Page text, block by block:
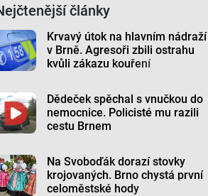
články
Krvavý útok na hlavním nádraží
v Brně. Agresoři zbili ostrahu
kvůli zákazu kouření
Dědeček spěchal s vnučkou do
nemocnice. Policisté mu razili
cestu Brnem
Na Svoboďák dorazí stovky
krojovaných. Brno chystá první
celoměstské hody